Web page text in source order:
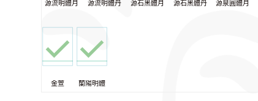
源流明體月 源流明體丹 源石黑體月 源石黑體丹 源泉圓體月
金萱 蘭陽明體